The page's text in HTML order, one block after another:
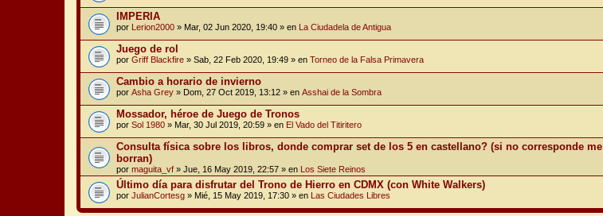
IMPERIA
por Lerion2000 » Mar, 02 Jun 2020, 19:40 » en La Ciudadela de Antigua
Juego de rol
por Griff Blackfire » Sab, 22 Feb 2020, 19:49 » en Torneo de la Falsa Primavera
Cambio a horario de invierno
por Asha Grey » Dom, 27 Oct 2019, 13:12 » en Asshai de la Sombra
Mossador, héroe de Juego de Tronos
por Sol 1980 » Mar, 30 Jul 2019, 20:59 » en El Vado del Titiritero
Consulta física sobre los libros, donde comprar set de los 5 en castellano? (si no corresponde me
borran)
por maguita_vf » Jue, 16 May 2019, 22:57 » en Los Siete Reinos
Último día para disfrutar del Trono de Hierro en CDMX (con White Walkers)
por JulianCortesg » Mié, 15 May 2019, 17:30 » en Las Ciudades Libres